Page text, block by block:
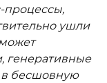
процессы,
ушли
генеративные
бесшовную